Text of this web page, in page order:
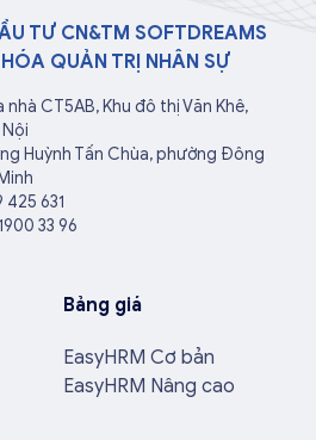
TƯ CN&TM SOFTDREAMS
QUẢN TRỊ NHÂN SỰ
nhà CT5AB, Khu đô thị Văn Khê,
Huỳnh Tấn Chùa, phường Đông
631
33 96
Bảng giá
EasyHRM Cơ bản
EasyHRM Nâng cao